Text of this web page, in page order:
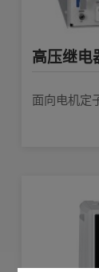
高压继电
面向电机定